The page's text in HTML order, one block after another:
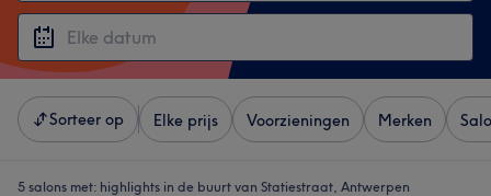
Sorteer op Elke prijs Voorzieningen Merken
5 salons met: highlights in de buurt van Statiestraat, Antwerpen